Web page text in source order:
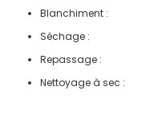
Blanchiment :
Séchage :
Repassage :
Nettoyage à sec :